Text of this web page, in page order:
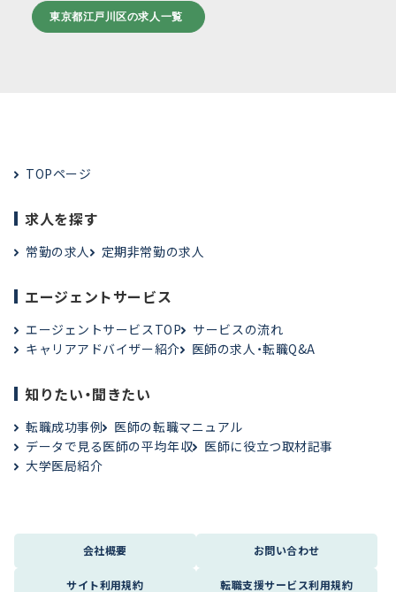
東京都江戸川区の求人一覧
TOPページ
求人を探す
常勤の求人 定期非常勤の求人
エージェントサービス
エージェントサービスTOP
サービスの流れ
キャリアアドバイザー紹介
医師の求人・転職Q&A
知りたい・聞きたい
転職成功事例
医師の転職マニュアル
データで見る医師の平均年収
医師に役立つ取材記事
大学医局紹介
会社概要 お問い合わせ
サイト利用規約 転職支援サービス利用規約